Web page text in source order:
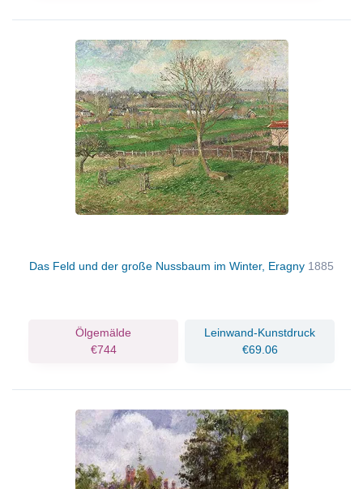
Das Feld und der große Nussbaum im Winter, Eragny 1885
Ölgemälde
€744
Leinwand-Kunstdruck
€69.06